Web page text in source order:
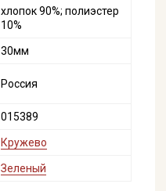
хлопок 90%; полиэстер
10%
30мм
Россия
015389
Кружево
Зеленый